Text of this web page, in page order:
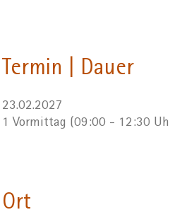
Termin | Dauer
23.02.2027
1 Vormittag (09:00 - 12:30
Ort